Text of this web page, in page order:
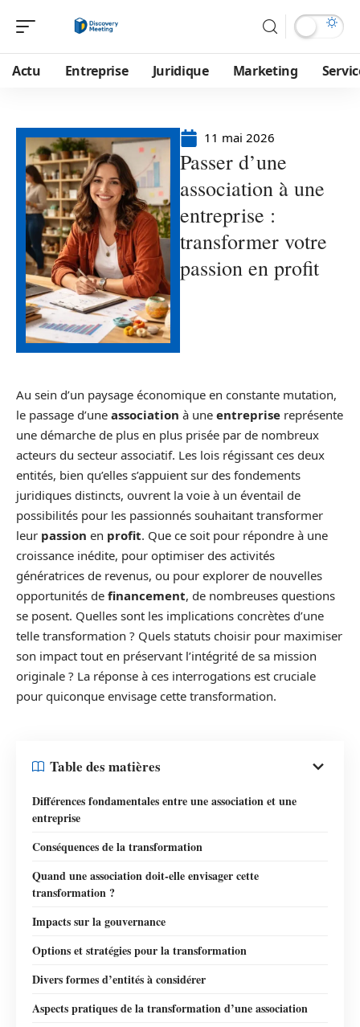
Actu Entreprise Juridique Marketing
11 mai 2026
Passer d’une
association à une
entreprise :
transformer votre
passion en profit
Au sein d’un paysage économique en constante mutation,
le passage d’une association à une entreprise représente
une démarche de plus en plus prisée par de nombreux
acteurs du secteur associatif. Les lois régissant ces deux
entités, bien qu’elles s’appuient sur des fondements
juridiques distincts, ouvrent la voie à un éventail de
possibilités pour les passionnés souhaitant transformer
leur passion en profit. Que ce soit pour répondre à une
croissance inédite, pour optimiser des activités
génératrices de revenus, ou pour explorer de nouvelles
opportunités de financement, de nombreuses questions
se posent. Quelles sont les implications concrètes d’une
telle transformation ? Quels statuts choisir pour maximiser
son impact tout en préservant l’intégrité de sa mission
originale ? La réponse à ces interrogations est cruciale
pour quiconque envisage cette transformation.
Table des matières
Différences fondamentales entre une association et une
entreprise
Conséquences de la transformation
Quand une association doit-elle envisager cette
transformation ?
Impacts sur la gouvernance
Options et stratégies pour la transformation
Divers formes d’entités à considérer
Aspects pratiques de la transformation d’une association